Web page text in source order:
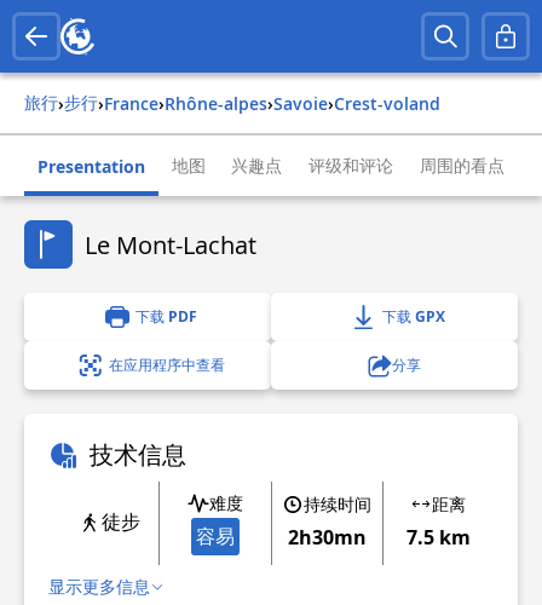
旅行› 步行› france› rhône-alpes› savoie› crest-voland
Presentation 地图 兴趣点 评级和评论 周围的看点
Le Mont-Lachat
下载 PDF 下载 GPX
在应用程序中查看 分享
技术信息
徒步
难度
容易
持续时间
2h30mn
距离
7.5 km
显示更多信息